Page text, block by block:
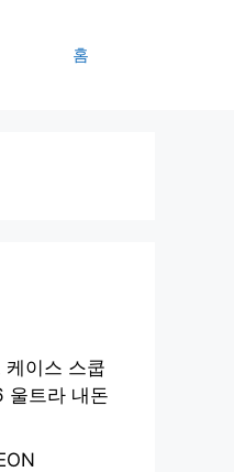
홈
케이스 스쿱
울트라 내돈